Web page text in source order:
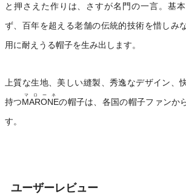
と押さえた作りは、さすが名門の一言。基
ず、百年を超える老舗の伝統的技術を惜しみ
用に耐えうる帽子を生み出します。
上質な生地、美しい縫製、秀逸なデザイン、
持つMARONE
マローネ
の帽子は、各国の帽子ファンか
す。
ユーザーレビュー